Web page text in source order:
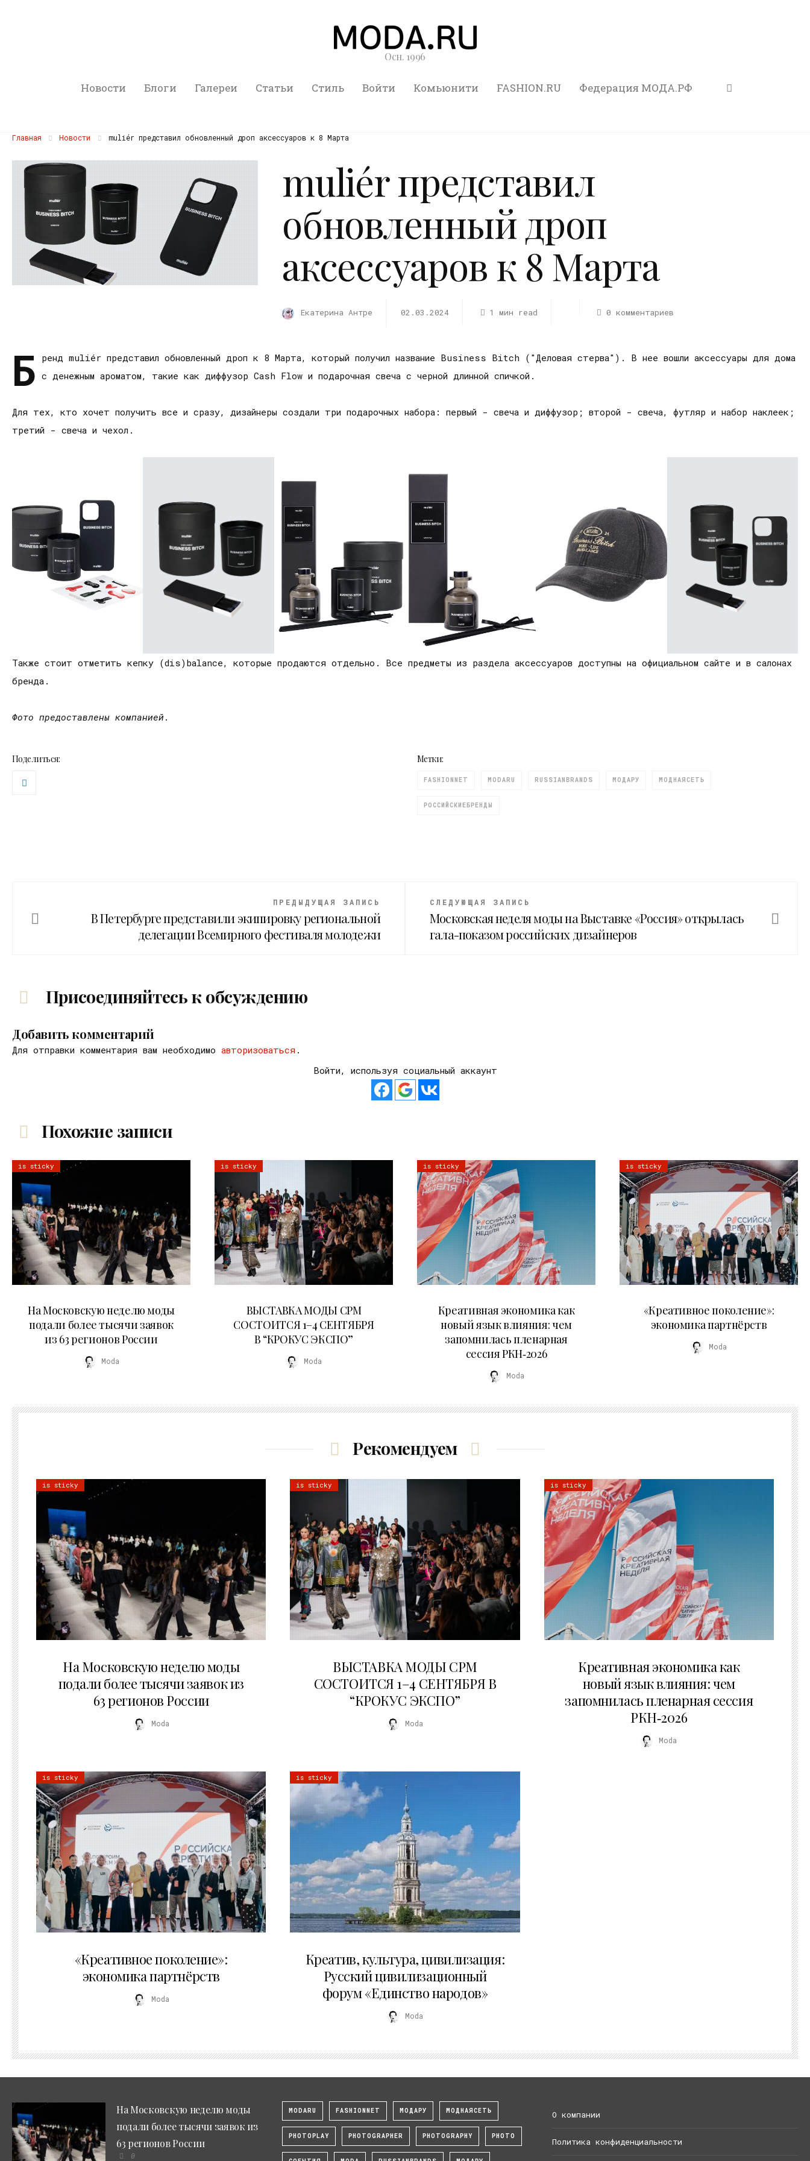
Осн. 1996
Новости Блоги Галереи Статьи Стиль Войти Комьюнити FASHION.RU Федерация МОДА.РФ
Главная Новости muliér представил обновленный дроп аксессуаров к 8 Марта
muliér представил
обновленный дроп
аксессуаров к 8 Марта
Екатерина Антре 02.03.2024 1 мин read 0 комментариев
Б ренд muliér представил обновленный дроп к 8 Марта, который получил название Business Bitch ("Деловая стерва"). В нее вошли аксессуары для дома
с денежным ароматом, такие как диффузор Cash Flow и подарочная свеча с черной длинной спичкой.
Для тех, кто хочет получить все и сразу, дизайнеры создали три подарочных набора: первый - свеча и диффузор; второй - свеча, футляр и набор наклеек;
третий - свеча и чехол.
Также стоит отметить кепку (dis)balance, которые продаются отдельно. Все предметы из раздела аксессуаров доступны на официальном сайте и в салонах
бренда.
Фото предоставлены компанией.
Поделиться: Метки:
FASHIONNET MODARU RUSSIANBRANDS МОДАРУ МОДНАЯСЕТЬ
РОССИЙСКИЕБРЕНДЫ
ПРЕДЫДУЩАЯ ЗАПИСЬ
В Петербурге представили экипировку региональной
делегации Всемирного фестиваля молодежи
СЛЕДУЮЩАЯ ЗАПИСЬ
Московская неделя моды на Выставке «Россия» открылась
гала-показом российских дизайнеров
Присоединяйтесь к обсуждению
Добавить комментарий
Для отправки комментария вам необходимо авторизоваться .
Войти, используя социальный аккаунт
Похожие записи
is sticky
На Московскую неделю моды
подали более тысячи заявок
из 63 регионов России
Moda
is sticky
ВЫСТАВКА МОДЫ CPM
СОСТОИТСЯ 1–4 СЕНТЯБРЯ
В “КРОКУС ЭКСПО”
Moda
is sticky
Креативная экономика как
новый язык влияния: чем
запомнилась пленарная
сессия РКН‑2026
Moda
is sticky
«Креативное поколение»:
экономика партнёрств
Moda
Рекомендуем
is sticky
На Московскую неделю моды
подали более тысячи заявок из
63 регионов России
Moda
is sticky
ВЫСТАВКА МОДЫ CPM
СОСТОИТСЯ 1–4 СЕНТЯБРЯ В
“КРОКУС ЭКСПО”
Moda
is sticky
Креативная экономика как
новый язык влияния: чем
запомнилась пленарная сессия
РКН‑2026
Moda
is sticky
«Креативное поколение»:
экономика партнёрств
Moda
is sticky
Креатив, культура, цивилизация:
Русский цивилизационный
форум «Единство народов»
Moda
На Московскую неделю моды
подали более тысячи заявок из
63 регионов России
0
MODARU FASHIONNET МОДАРУ МОДНАЯСЕТЬ
PHOTOPLAY PHOTOGRAPHER PHOTOGRAPHY PHOTO
О компании
Политика конфиденциальности